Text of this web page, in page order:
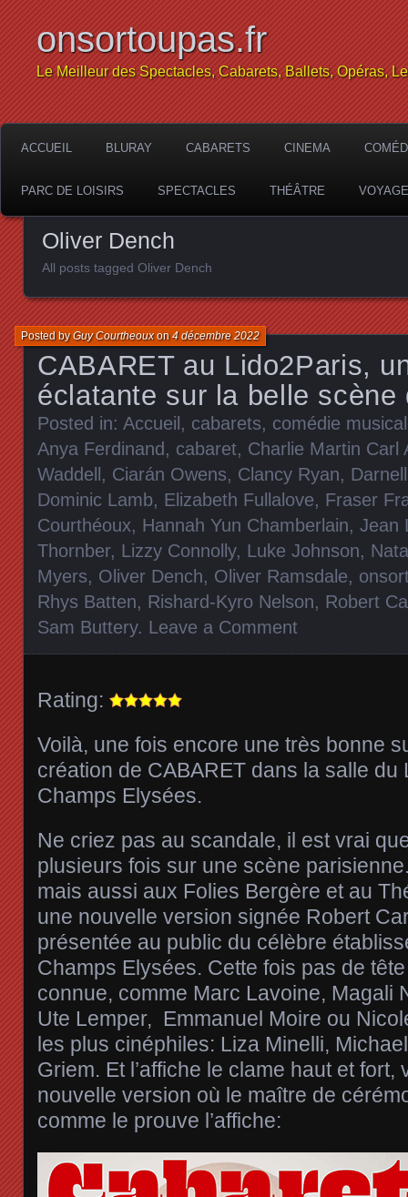
onsortoupas.fr
Le Meilleur des Spectacles, Cabarets, Ballets, Opéras,
ACCUEIL BLURAY CABARETS CINEMA
PARC DE LOISIRS SPECTACLES THÉÂTRE
Oliver Dench
All posts tagged Oliver Dench
CABARET au Lido2Paris,
éclatante sur la belle scène
Posted byGuy Courtheouxon4 décembre 2022
Posted in: Accueil, cabarets, comédie
Anya Ferdinand, cabaret, Charlie Martin Carl
Waddell, Ciarán Owens, Clancy Ryan,
Dominic Lamb, Elizabeth Fullalove, Fraser
Courthéoux, Hannah Yun Chamberlain, Jean
Thornber, Lizzy Connolly, Luke Johnson,
Myers, Oliver Dench, Oliver Ramsdale,
Rhys Batten, Rishard-Kyro Nelson, Robert
Sam Buttery. Leave a Comment
Rating:
Voilà, une fois encore une très bonne
création de CABARET dans la salle du
Champs Elysées.
Ne criez pas au scandale, il est vrai
plusieurs fois sur une scène
mais aussi aux Folies Bergère et au
une nouvelle version signée Robert
présentée au public du célèbre
Champs Elysées. Cette fois pas de tête
connue, comme Marc Lavoine, Magali
Ute Lemper, Emmanuel Moire ou
les plus cinéphiles: Liza Minelli,
Griem. Et l’affiche le clame haut et
nouvelle version où le maître de
comme le prouve l’affiche: